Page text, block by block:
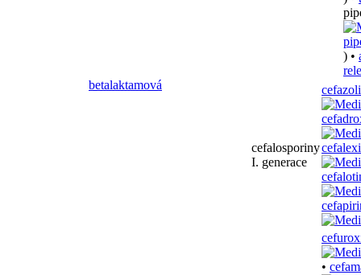
betalaktamová
) •
cefalosporiny
I. generace
•